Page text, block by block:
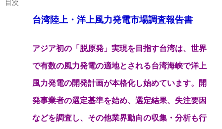
目次
台湾陸上・洋上風力発電市場調査報告書
アジア初の「脱原発」実現を目指す台湾は、世界
で有数の風力発電の適地とされる台湾海峡で洋上
風力発電の開発計画が本格化し始めています。開
発事業者の選定基準を始め、選定結果、失注要因
などを調査し、その他業界動向の収集・分析も行